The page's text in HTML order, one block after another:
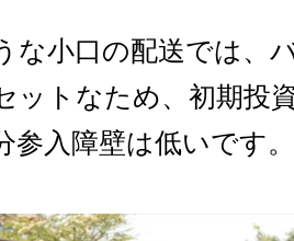
な小口の配送では、
ットなため、初期投
参入障壁は低いです